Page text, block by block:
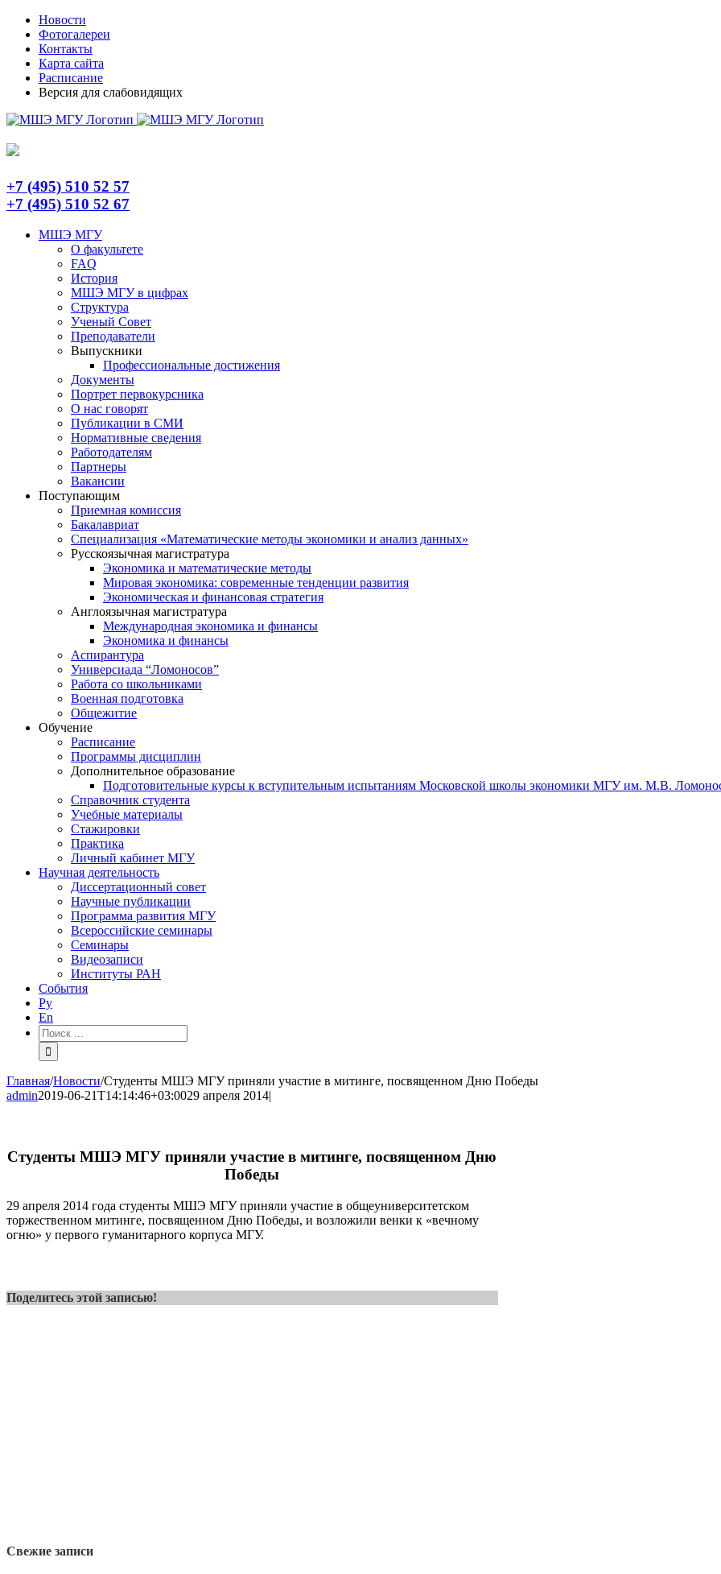
Skip
content
TelegramНовости
Фотогалереи
Контакты
Карта сайта
Расписание
Версия для слабовидящих
+7 (495) 510 52 57
+7 (495) 510 52 67
МШЭ МГУ
О факультете
FAQ
История
МШЭ МГУ в цифрах
Структура
Ученый Совет
Преподаватели
Выпускники
Профессиональные достижения
Документы
Портрет первокурсника
О нас говорят
Публикации в СМИ
Нормативные сведения
Работодателям
Партнеры
Вакансии
Поступающим
Приемная комиссия
Бакалавриат
Специализация «Математические методы экономики и анализ данных»
Русскоязычная магистратура
Экономика и математические методы
Мировая экономика: современные тенденции развития
Экономическая и финансовая стратегия
Англоязычная магистратура
Международная экономика и финансы
Экономика и финансы
Аспирантура
Универсиада “Ломоносов”
Работа со школьниками
Военная подготовка
Общежитие
Обучение
Расписание
Программы дисциплин
Дополнительное образование
Подготовительные курсы к вступительным испытаниям Московской школы экономики МГУ им. М.В.
Справочник студента
Учебные материалы
Стажировки
Практика
Личный кабинет МГУ
Научная деятельность
Диссертационный совет
Научные публикации
Программа развития МГУ
Всероссийские семинары
Семинары
Видеозаписи
Институты РАН
События
Ру
En
Результат
поиска:
Главная/Новости/Студенты МШЭ МГУ приняли участие в митинге, посвященном Дню Победы
admin2019-06-21T14:14:46+03:0029 апреля 2014|
Студенты МШЭ МГУ приняли участие в митинге, посвященном Дню
Победы
29 апреля 2014 года студенты МШЭ МГУ приняли участие в общеуниверситетском
торжественном митинге, посвященном Дню Победы, и возложили венки к «вечному
огню» у первого гуманитарного корпуса МГУ.
Поделитесь этой записью!
Свежие записи